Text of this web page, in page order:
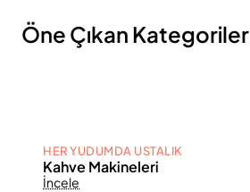
Öne Çıkan Kategoriler
HER YUDUMDA USTALIK
Kahve Makineleri
İncele